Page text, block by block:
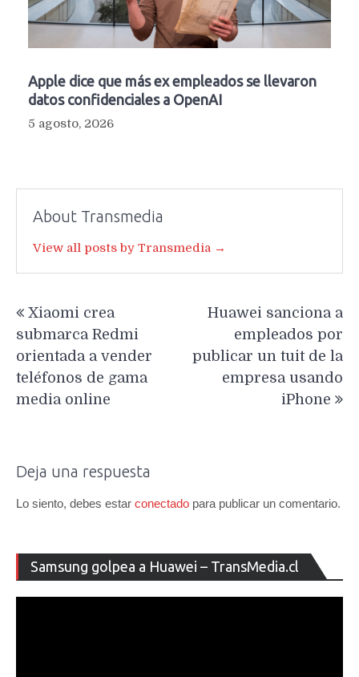
Apple dice que más ex empleados se llevaron
datos confidenciales a OpenAI
5 agosto, 2026
About Transmedia
View all posts by Transmedia →
de
entradas
Xiaomi crea
submarca Redmi
orientada a vender
teléfonos de gama
media online
Huawei sanciona a
empleados por
publicar un tuit de la
empresa usando
iPhone
Deja una respuesta
Lo siento, debes estar conectado para publicar un comentario.
Samsung golpea a Huawei – TransMedia.cl
de